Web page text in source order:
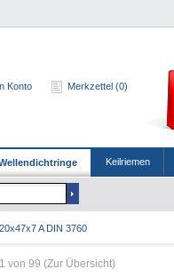
Konto Merkzettel (0)
Keilriemen
A DIN 3760
von 99 (Zur Übersicht)